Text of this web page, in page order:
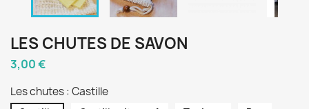
LES CHUTES DE SAVON
3,00 €
Les chutes : Castille